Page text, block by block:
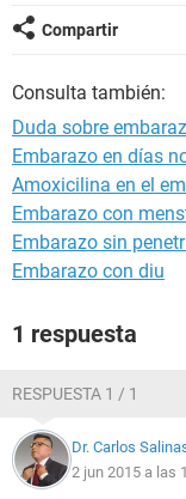
Compartir
Consulta también:
Duda sobre
Embarazo en días
Amoxicilina en el
Embarazo con
Embarazo sin
Embarazo con diu
1 respuesta
RESPUESTA 1 / 1
Dr. Carlos
2 jun 2015 a las